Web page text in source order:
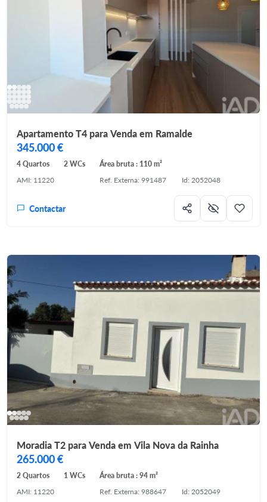
Apartamento T4 para Venda em Ramalde
345.000 €
4 Quartos 2 WCs
Área bruta : 110 m²
AMI: 11220
Ref. Externa: 991487 Id: 2052048
Contactar
Moradia T2 para Venda em Vila Nova da Rainha
265.000 €
2 Quartos 1 WCs
Área bruta : 94 m²
AMI: 11220
Ref. Externa: 988647 Id: 2052049